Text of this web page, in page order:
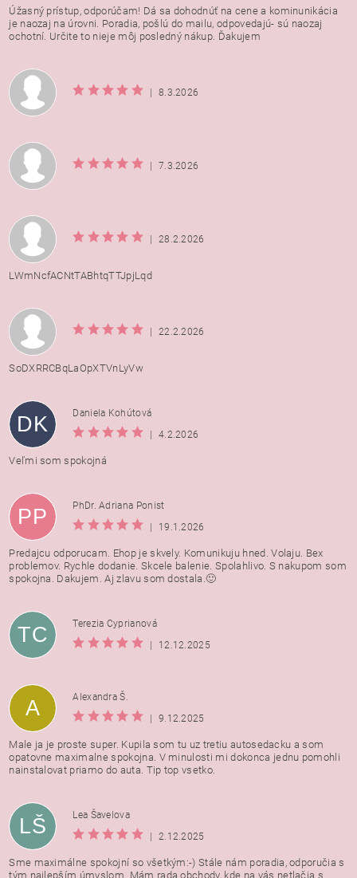
Úžasný prístup, odporúčam! Dá sa dohodnúť na cene a kominunikácia
je naozaj na úrovni. Poradia, pošlú do mailu, odpovedajú- sú naozaj
ochotní. Určite to nieje môj posledný nákup. Ďakujem
8.3.2026
7.3.2026
28.2.2026
LWmNcfACNtTABhtqTTJpjLqd
22.2.2026
SoDXRRCBqLaOpXTVnLyVw
DK
Daniela Kohútová
4.2.2026
Veľmi som spokojná
PP
PhDr. Adriana Ponist
19.1.2026
Predajcu odporucam. Ehop je skvely. Komunikuju hned. Volaju. Bex
problemov. Rychle dodanie. Skcele balenie. Spolahlivo. S nakupom som
spokojna. Dakujem. Aj zlavu som dostala.🙂
TC
Terezia Cyprianová
12.12.2025
A
Alexandra Š.
9.12.2025
Male ja je proste super. Kupila som tu uz tretiu autosedacku a som
opatovne maximalne spokojna. V minulosti mi dokonca jednu pomohli
nainstalovat priamo do auta. Tip top vsetko.
LŠ
Lea Šavelova
2.12.2025
Sme maximálne spokojní so všetkým:-) Stále nám poradia, odporučia s
tým najlepším úmyslom. Mám rada obchody, kde na vás netlačia s